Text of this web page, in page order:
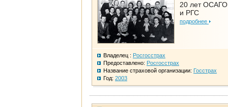
20 лет
и РГС
подробнее
Владелец : Росгосстрах
Предоставлено: Росгосстрах
Название страховой организации: Госстрах
Год: 2003